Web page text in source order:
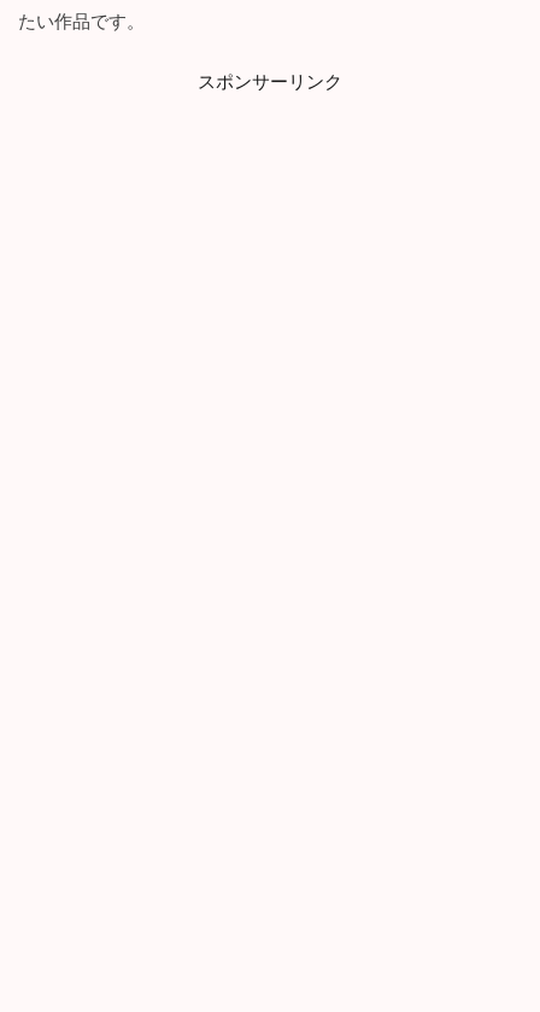
たい作品です。
スポンサーリンク